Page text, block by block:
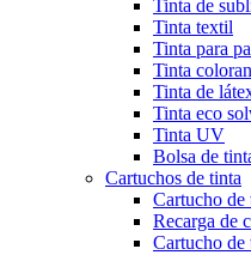
Tinta de
Tinta textil
Tinta para
Tinta
Tinta de
Tinta eco
Tinta UV
Bolsa de
Cartuchos de tinta
Cartucho de
Recarga de
Cartucho de